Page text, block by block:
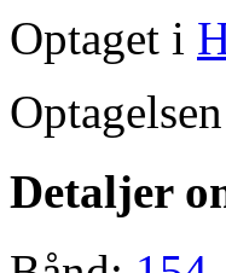
Optaget i
Detaljer